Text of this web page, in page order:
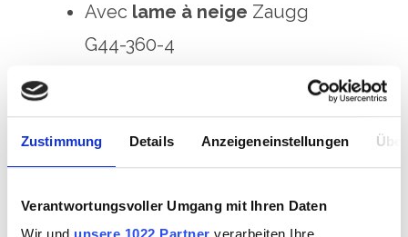
Zustimmung Details Anzeigeneinstellungen
Verantwortungsvoller Umgang mit Ihren Daten
Avec lame à neige Zaugg
G44-360-4
largeur de déblaiement 3.6 m
Avecfraise à neigeZaugg
Schneefrässchleuder SF 100-
125-R-296